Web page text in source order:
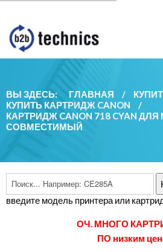
ВЫ ЗДЕСЬ: ГЛАВНАЯ /
КУПИТЬ КАРТРИДЖ CANON
/
КАРТРИДЖ CANON 718 CYAN ДЛЯ
СОВМЕСТИМЫЙ
введите модель принтера или
ОЧ. МНОГО
ПО низким